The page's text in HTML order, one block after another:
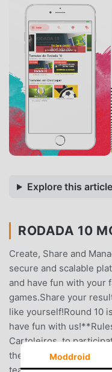
Explore this article
RODADA 10
Create, Share and
secure and scalable
and have fun with your
games.Share your
like yourself!Round 10
have fun with
Cartoleiros, to
the rounds of the
Moddroid